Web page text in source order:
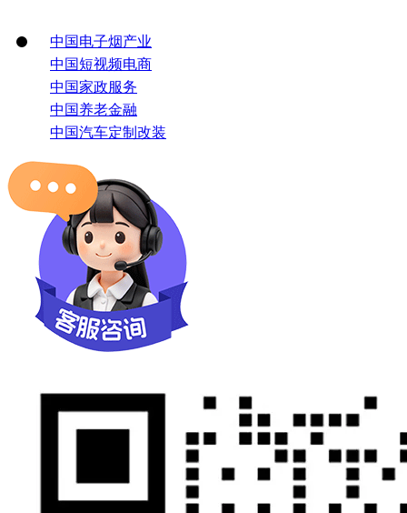
中国电子烟产业
中国短视频电商
中国家政服务
中国养老金融
中国汽车定制改装